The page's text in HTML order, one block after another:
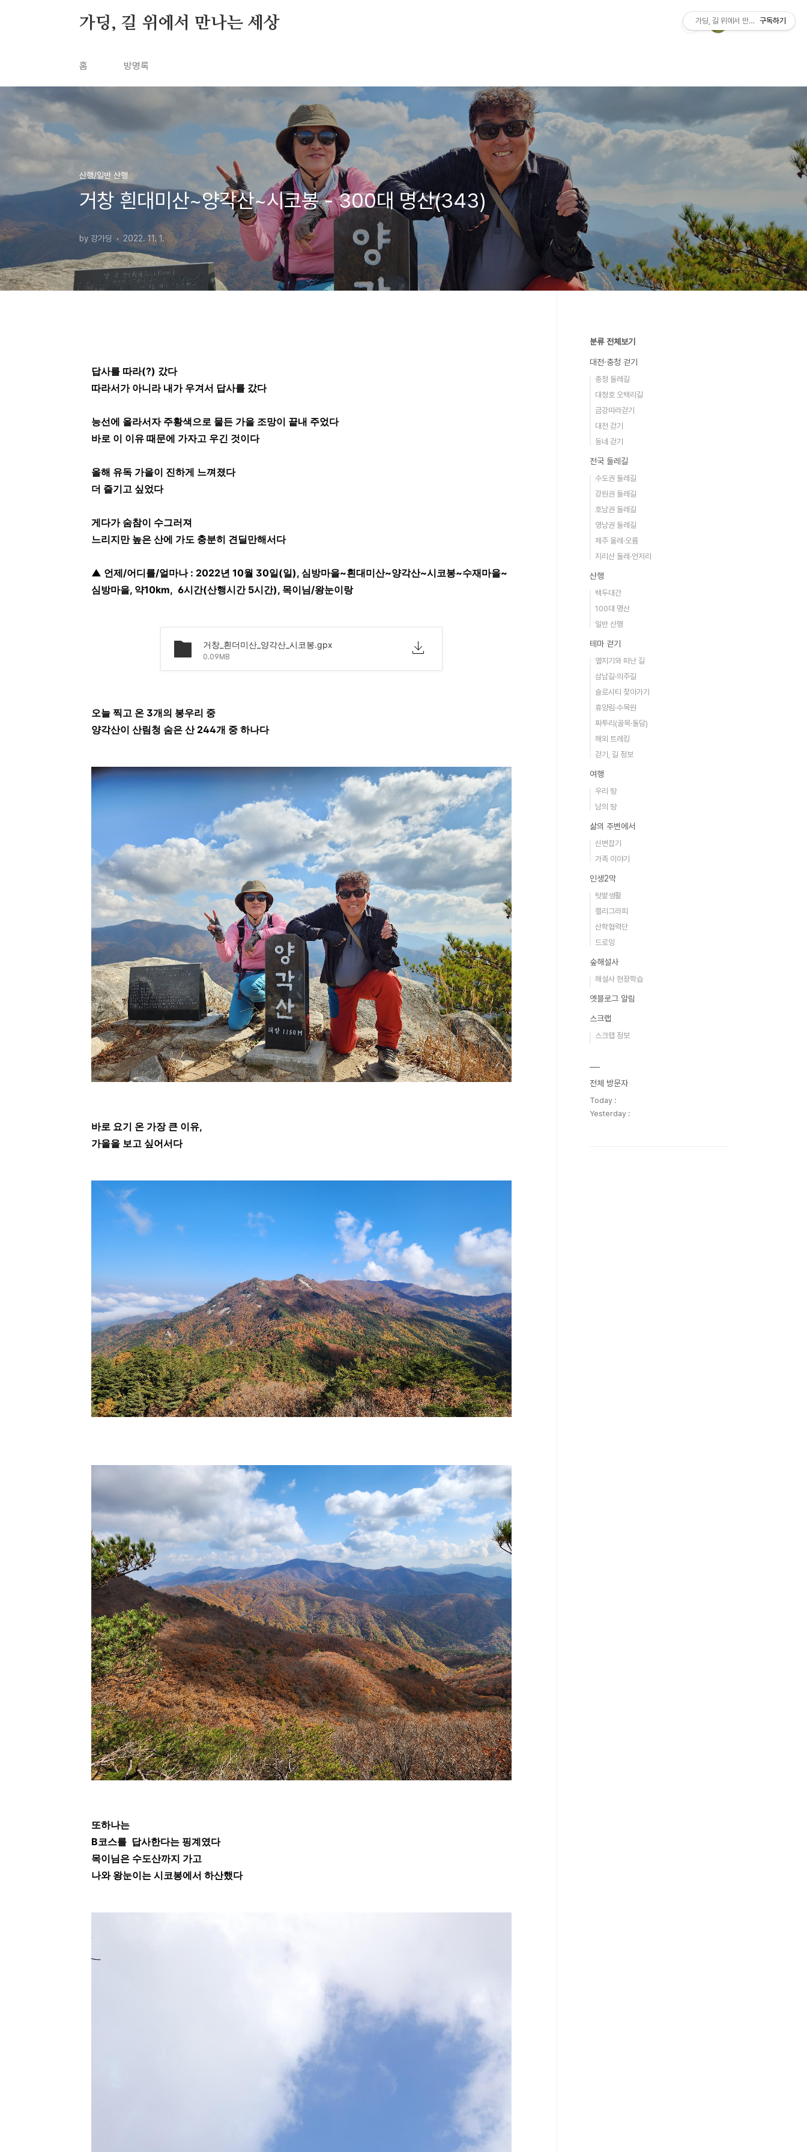
가딩, 길 위에서 만나는 세상
홈 방명록
산행/일반 산행
거창 흰대미산~양각산~시코봉 - 300대 명산(343)
by 강가딩 2022. 11. 1.
답사를 따라(?) 갔다
따라서가 아니라 내가 우겨서 답사를 갔다
능선에 올라서자 주황색으로 물든 가을 조망이 끝내 주었다
바로 이 이유 때문에 가자고 우긴 것이다
올해 유독 가을이 진하게 느껴졌다
더 즐기고 싶었다
게다가 숨참이 수그러져
느리지만 높은 산에 가도 충분히 견딜만해서다
▲ 언제/어디를/얼마나 : 2022년 10월 30일(일), 심방마을~흰대미산~양각산~시코봉~수재마을~
심방마을, 약10km, 6시간(산행시간 5시간), 목이님/왕눈이랑
거창_흰더미산_양각산_시코봉.gpx
0.09MB
오늘 찍고 온 3개의 봉우리 중
양각산이 산림청 숨은 산 244개 중 하나다
바로 요기 온 가장 큰 이유,
가을을 보고 싶어서다
또하나는
B코스를 답사한다는 핑계였다
목이님은 수도산까지 가고
나와 왕눈이는 시코봉에서 하산했다
분류 전체보기
대전·충청 걷기
충청 둘레길
대청호 오백리길
금강따라걷기
대전 걷기
동네 걷기
전국 둘레길
수도권 둘레길
강원권 둘레길
호남권 둘레길
영남권 둘레길
제주 올레·오름
지리산 둘레·언저리
산행
백두대간
100대 명산
일반 산행
테마 걷기
옆지기와 떠난 길
삼남길·의주길
슬로시티 찾아가기
휴양림·수목원
짜투리(골목·돌담)
해외 트레킹
걷기, 길 정보
여행
우리 땅
남의 땅
삶의 주변에서
신변잡기
가족 이야기
인생2막
텃밭생활
캘리그라피
산학협력단
드로잉
숲해설사
해설사 현장학습
옛블로그 알림
스크랩
스크랩 정보
전체 방문자
Today :
Yesterday :
가딩, 길 위에서 만나는 세상
구독하기